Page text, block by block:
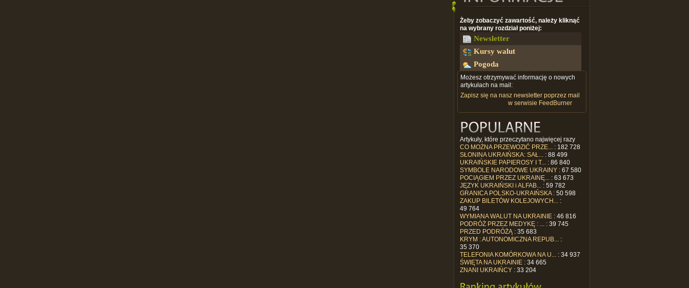
Żeby zobaczyć zawartość, należy kliknąć
na wybrany rozdział poniżej:
Newsletter
Kursy walut
Pogoda
Możesz otrzymywać informację o nowych
artykułach na mail:
Zapisz się na nasz newsletter poprzez mail
w serwisie FeedBurner
Artykuły, które przeczytano najwięcej razy
CO MOŻNA PRZEWOZIĆ PRZE... : 182 728
SŁONINA UKRAIŃSKA: SAŁ... : 88 499
UKRAIŃSKIE PAPIEROSY I T... : 86 840
SYMBOLE NARODOWE UKRAINY : 67 580
POCIĄGIEM PRZEZ UKRAINĘ... : 63 673
JĘZYK UKRAIŃSKI i ALFAB... : 59 782
GRANICA POLSKO-UKRAIŃSKA: 50 598
ZAKUP BILETÓW KOLEJOWYCH... :
49 764
WYMIANA WALUT NA UKRAINIE : 46 816
PODRÓŻ PRZEZ MEDYKĘ : ... : 39 745
PRZED PODRÓŻĄ : 35 683
KRYM : AUTONOMICZNA REPUB... :
35 370
TELEFONIA KOMÓRKOWA NA U... : 34 937
ŚWIĘTA NA UKRAINIE : 34 665
ZNANI UKRAIŃCY : 33 204